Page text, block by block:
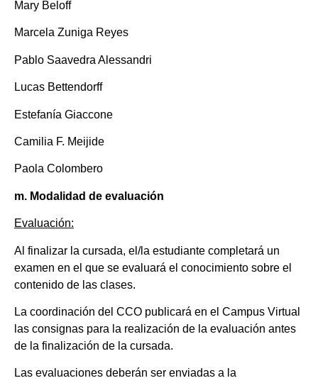
Mary Beloff
Marcela Zuniga Reyes
Pablo Saavedra Alessandri
Lucas Bettendorff
Estefanía Giaccone
Camilia F. Meijide
Paola Colombero
m. Modalidad de evaluación
Evaluación:
Al finalizar la cursada, el/la estudiante completará un
examen en el que se evaluará el conocimiento sobre el
contenido de las clases.
La coordinación del CCO publicará en el Campus Virtual
las consignas para la realización de la evaluación antes
de la finalización de la cursada.
Las evaluaciones deberán ser enviadas a la